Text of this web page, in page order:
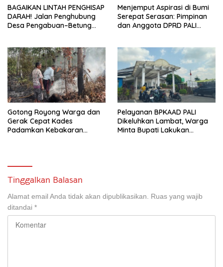
BAGAIKAN LINTAH PENGHISAP
DARAH! Jalan Penghubung
Desa Pengabuan–Betung
Kerok
Menjemput Aspirasi di Bumi
Serepat Serasan: Pimpinan
dan Anggota DPRD PALI
Melalui Reses Ke-2 Tahun
2026
Gotong Royong Warga dan
Gerak Cepat Kades
Padamkan Kebakaran
Pelayanan BPKAAD PALI
Dikeluhkan Lambat, Warga
Minta Bupati Lakukan
Tinggalkan Balasan
Alamat email Anda tidak akan dipublikasikan. Ruas yang wajib
ditandai *